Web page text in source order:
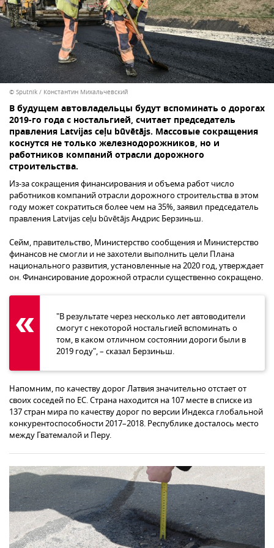
© Sputnik / Константин Михальчевский
В будущем автовладельцы будут вспоминать о дорогах
2019-го года с ностальгией, считает председатель
правления Latvijas ceļu būvētājs. Массовые сокращения
коснутся не только железнодорожников, но и
работников компаний отрасли дорожного
строительства.
Из-за сокращения финансирования и объема работ число
работников компаний отрасли дорожного строительства в этом
году может сократиться более чем на 35%, заявил председатель
правления Latvijas ceļu būvētājs Андрис Берзиньш.
Сейм, правительство, Министерство сообщения и Министерство
финансов не смогли и не захотели выполнить цели Плана
национального развития, установленные на 2020 год, утверждает
он. Финансирование дорожной отрасли существенно сокращено.
"В результате через несколько лет автоводители
смогут с некоторой ностальгией вспоминать о
том, в каком отличном состоянии дороги были в
2019 году", – сказал Берзиньш.
Напомним, по качеству дорог Латвия значительно отстает от
своих соседей по ЕС. Страна находится на 107 месте в списке из
137 стран мира по качеству дорог по версии Индекса глобальной
конкурентоспособности 2017–2018. Республике досталось место
между Гватемалой и Перу.